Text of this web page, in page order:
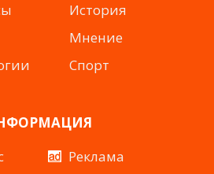
История
Мнение
Спорт
Реклама